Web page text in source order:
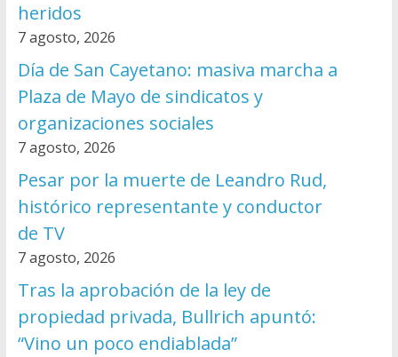
heridos
7 agosto, 2026
Día de San Cayetano: masiva marcha a
Plaza de Mayo de sindicatos y
organizaciones sociales
7 agosto, 2026
Pesar por la muerte de Leandro Rud,
histórico representante y conductor
de TV
7 agosto, 2026
Tras la aprobación de la ley de
propiedad privada, Bullrich apuntó:
“Vino un poco endiablada”